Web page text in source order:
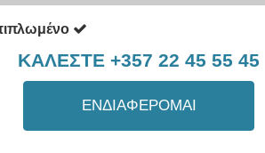
ΚΑΛΕΣΤΕ +357 22 45 55 45
ΕΝΔΙΑΦΕΡΟΜΑΙ